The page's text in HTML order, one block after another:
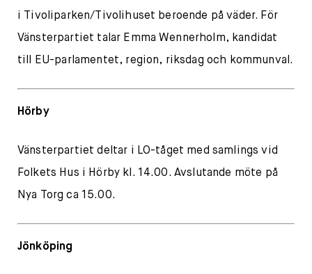
i Tivoliparken/Tivolihuset beroende på väder. För
Vänsterpartiet talar Emma Wennerholm, kandidat
till EU-parlamentet, region, riksdag och kommunval.
Hörby
Vänsterpartiet deltar i LO-tåget med samlings vid
Folkets Hus i Hörby kl. 14.00. Avslutande möte på
Nya Torg ca 15.00.
Jönköping